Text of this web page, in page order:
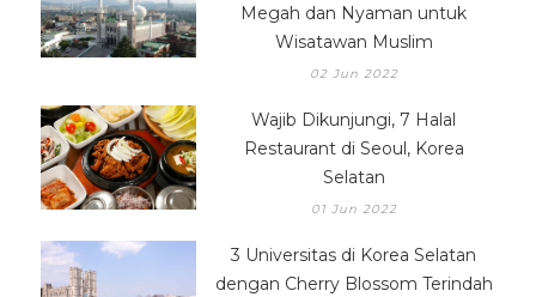
Megah dan Nyaman untuk
Wisatawan Muslim
02 Jun 2022
Wajib Dikunjungi, 7 Halal
Restaurant di Seoul, Korea
Selatan
01 Jun 2022
3 Universitas di Korea Selatan
dengan Cherry Blossom Terindah